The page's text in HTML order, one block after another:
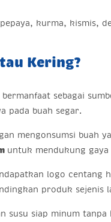
kurma, kismis,
Kering?
sebagai
pada buah segar.
mengonsumsi buah
untuk mendukung gaya
logo centang
produk sejenis
susu siap minum